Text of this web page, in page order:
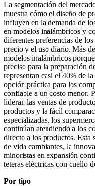
La segmentación del
muestra cómo el diseño de
influyen en la demanda de
en modelos inalámbricos y
diferentes preferencias de
precio y el uso diario. Más
modelos inalámbricos
preciso para la preparación
representan casi el 40% de
opción práctica para los
confiable a un costo menor.
lideran las ventas de
productos y la fácil
especializadas, los
continúan atendiendo a los
directo a los productos. Esta
de vida cambiantes, la
minoristas en expansión
teteras eléctricas con cuello
Por tipo